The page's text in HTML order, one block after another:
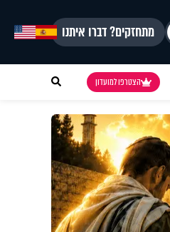
מתחזקים? דברו איתנו
הצטרפו למועדון